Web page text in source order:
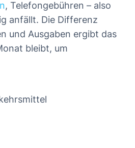
, Telefongebühren – also
anfällt. Die Differenz
und Ausgaben ergibt das
bleibt, um